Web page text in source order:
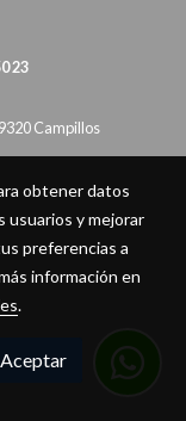
23
Campillos
obtener datos
usuarios y mejorar
preferencias a
información en
.
Aceptar